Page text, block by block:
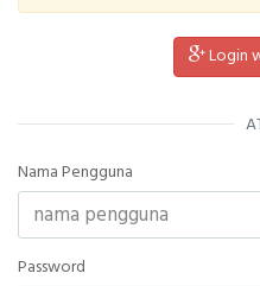
Login
Nama Pengguna
Password